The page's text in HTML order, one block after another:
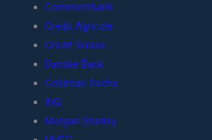
Commerzbank
Crédit Agricole
Crédit Suisse
Danske Bank
Goldman Sachs
ING
Morgan Stanley